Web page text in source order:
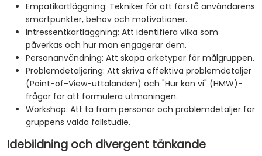
Empatikartläggning: Tekniker för att förstå användarens
smärtpunkter, behov och motivationer.
Intressentkartläggning: Att identifiera vilka som
påverkas och hur man engagerar dem.
Personanvändning: Att skapa arketyper för målgruppen.
Problemdetaljering: Att skriva effektiva problemdetaljer
(Point-of-View-uttalanden) och "Hur kan vi" (HMW)-
frågor för att formulera utmaningen.
Workshop: Att ta fram personor och problemdetaljer för
gruppens valda fallstudie.
Idebildning och divergent tänkande